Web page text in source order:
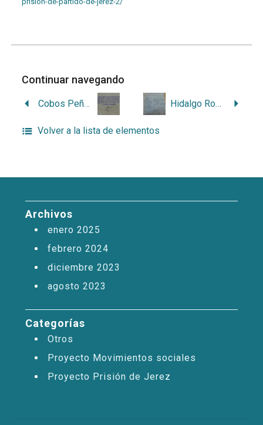
Continuar navegando
Cobos Peña, María Luisa Hidalgo Romero, Antonio
Volver a la lista de elementos
Archivos
enero 2025
febrero 2024
diciembre 2023
agosto 2023
Categorías
Otros
Proyecto Movimientos sociales
Proyecto Prisión de Jerez